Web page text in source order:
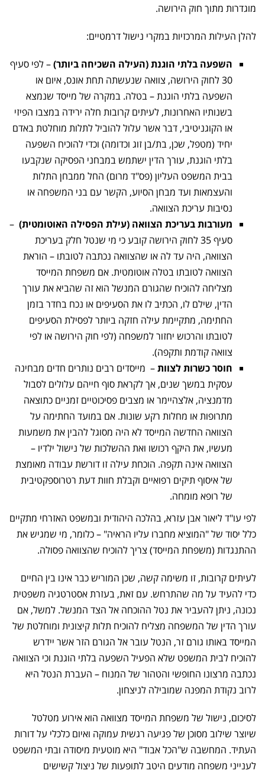
מוגדרות מתוך חוק הירושה.
להלן העילות המרכזיות במקרי נישול דרמטיים:
השפעה בלתי הוגנת (העילה השכיחה ביותר)– לפי סעיף
30 לחוק הירושה, צוואה שנעשתה תחת אונס, איום או
השפעה בלתי הוגנת – בטלה. במקרה של מייסד שנמצא
בשנותיו האחרונות, לעיתים קרובות חלה ירידה במצבו הפיזי
או הקוגניטיבי, דבר אשר עלול להוביל לתלות מוחלטת באדם
יחיד (מטפל, שכן, בת/בן זוג וכדומה) וכדי להוכיח השפעה
בלתי הוגנת, עורך הדין ישתמש במבחני הפסיקה שנקבעו
בבית המשפט העליון (פס"ד מרום) החל ממבחן התלות
והעצמאות ועד מבחן הסיוע, הקשר עם בני המשפחה או
נסיבות עריכת הצוואה.
מעורבות בעריכת הצוואה (עילת הפסילה האוטומטית) –
סעיף 35 לחוק הירושה קובע כי מי שנטל חלק בעריכת
הצוואה, היה עד לה או שהצוואה נכתבה לטובתו – הוראת
הצוואה לטובתו בטלה אוטומטית. אם משפחת המייסד
מצליחה להוכיח שהגורם המנשל הוא זה שהביא את עורך
הדין, שילם לו, הכתיב לו את הסעיפים או נכח בחדר בזמן
החתימה, מתקיימת עילה חזקה ביותר לפסילת הסעיפים
לטובתו והרכוש יחזור למשפחה (לפי חוק הירושה או לפי
צוואה קודמת ותקפה).
חוסר כשרות לצוות– מייסדים רבים נותרים חדים מבחינה
עסקית במשך שנים, אך לקראת סוף חייהם עלולים לסבול
מדמנציה, אלצהיימר או מצבים פסיכוטיים זמניים כתוצאה
מתרופות או מחלות רקע שונות. אם במועד החתימה על
הצוואה החדשה המייסד לא היה מסוגל להבין את משמעות
מעשיו, את היקף רכושו ואת ההשלכות של נישול ילדיו –
הצוואה אינה תקפה. הוכחת עילה זו דורשת עבודה מאומצת
של איסוף תיקים רפואיים וקבלת חוות דעת רטרוספקטיבית
של רופא מומחה.
לפי עו"ד ליאור אבן עזרא, בהלכה היהודית ובמשפט האזרחי מתקיים
כלל יסוד של "המוציא מחברו עליו הראיה" – כלומר, מי שמגיש את
ההתנגדות (משפחת המייסד) צריך להוכיח שהצוואה פסולה.
לעיתים קרובות, זו משימה קשה, שכן המוריש כבר אינו בין החיים
כדי להעיד על מה שהתרחש. עם זאת, בעזרת אסטרטגיה משפטית
נכונה, ניתן להעביר את נטל ההוכחה אל הצד המנשל. למשל, אם
עורך הדין של המשפחה מצליח להוכיח תלות קיצונית ומוחלטת של
המייסד באותו גורם זר, הנטל עובר אל הגורם הזר אשר יידרש
להוכיח לבית המשפט שלא הפעיל השפעה בלתי הוגנת וכי הצוואה
נכתבה מרצונו החופשי והטהור של המנוח – העברת הנטל היא
לרוב נקודת המפנה שמובילה לניצחון.
לסיכום, נישול של משפחת המייסד מצוואה הוא אירוע מטלטל
שיוצר שילוב מסוכן של פגיעה רגשית עמוקה ואיום כלכלי על דורות
העתיד. המחשבה ש"הכל אבוד" היא מוטעית מיסודה ובתי המשפט
לענייני משפחה מודעים היטב לתופעות של ניצול קשישים